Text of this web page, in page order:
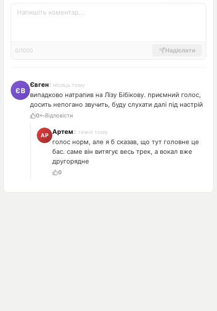
0/1000 Надіслати
Євген1 місяць тому
випадково натрапив на Лізу Бібікову. приємний голос,
досить непогано звучить, буду слухати далі під настрій
0 Відповісти
Артем2 тижні тому
голос норм, але я б сказав, що тут головне це
бас. саме він витягує весь трек, а вокал вже
другорядне
0